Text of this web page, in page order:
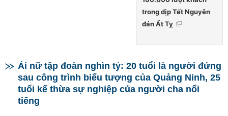
trong dịp Tết Nguyên
đán Ất Tỵ
Ái nữ tập đoàn nghìn tỷ: 20 tuổi là người đứng
sau công trình biểu tượng của Quảng Ninh, 25
tuổi kế thừa sự nghiệp của người cha nổi
tiếng